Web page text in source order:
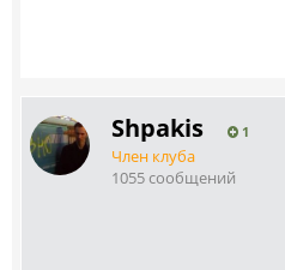
Shpakis 1
Член клуба
1055 сообщений